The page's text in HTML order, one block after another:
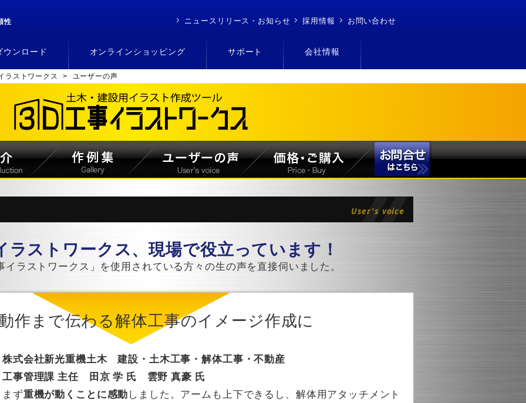
性 ニュースリリース・お知らせ 採用情報 お問い合わせ
ウンロード オンラインショッピング サポート 会社情報
ラストワークス > ユーザーの声
User's voice
ラストワークス、現場で役立っています！
イラストワークス」を使用されている方々の生の声を直接伺いました。
作まで伝わる解体工事のイメージ作成に
株式会社新光重機土木 建設・土木工事・解体工事・不動産
工事管理課 主任 田京 学 氏 雲野 真豪 氏
まず重機が動くことに感動しました。アームも上下できるし、解体用アタッチメント